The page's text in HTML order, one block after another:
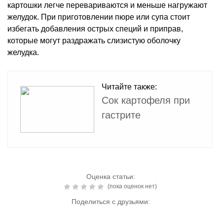
картошки легче перевариваются и меньше нагружают
желудок. При приготовлении пюре или супа стоит
избегать добавления острых специй и приправ,
которые могут раздражать слизистую оболочку
желудка.
Читайте также:
Сок картофеля при
гастрите
Оценка статьи:
(пока оценок нет)
Поделиться с друзьями: